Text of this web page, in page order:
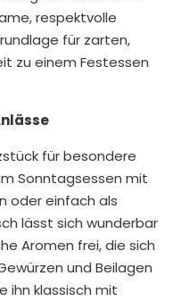
respektvolle
für zarten,
zu einem Festessen
für besondere
Sonntagsessen mit
oder einfach als
lässt sich wunderbar
Aromen frei, die sich
und Beilagen
ihn klassisch mit